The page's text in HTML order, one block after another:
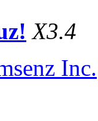
X3.4
Inc.